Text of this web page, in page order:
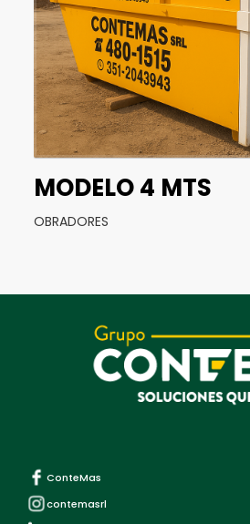
MODELO 4 MTS
OBRADORES
ConteMas
contemasrl